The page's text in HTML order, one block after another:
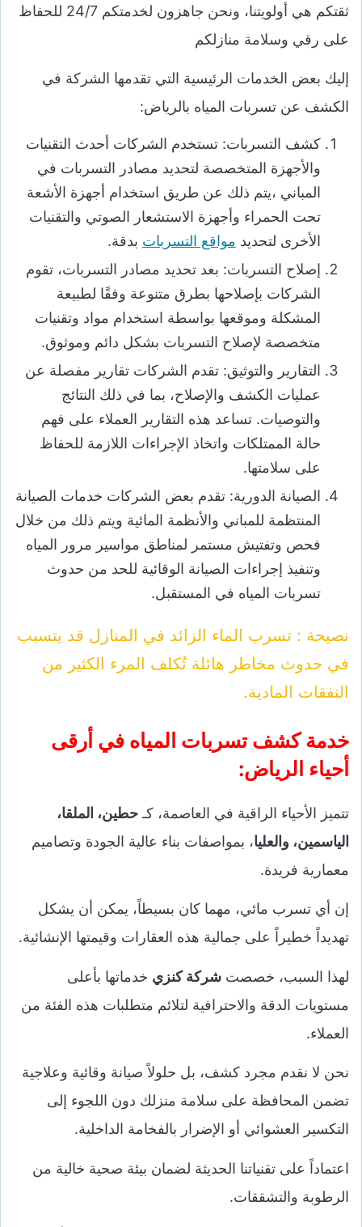
ثقتكم هي أولويتنا، ونحن جاهزون لخدمتكم 24/7 للحفاظ
على رقي وسلامة منازلكم
إليك بعض الخدمات الرئيسية التي تقدمها الشركة في
الكشف عن تسربات المياه بالرياض:
كشف التسربات: تستخدم الشركات أحدث التقنيات
والأجهزة المتخصصة لتحديد مصادر التسربات في
المباني ،يتم ذلك عن طريق استخدام أجهزة الأشعة
تحت الحمراء وأجهزة الاستشعار الصوتي والتقنيات
الأخرى لتحديد مواقع التسربات بدقة.
إصلاح التسربات: بعد تحديد مصادر التسربات، تقوم
الشركات بإصلاحها بطرق متنوعة وفقًا لطبيعة
المشكلة وموقعها بواسطة استخدام مواد وتقنيات
متخصصة لإصلاح التسربات بشكل دائم وموثوق.
التقارير والتوثيق: تقدم الشركات تقارير مفصلة عن
عمليات الكشف والإصلاح، بما في ذلك النتائج
والتوصيات. تساعد هذه التقارير العملاء على فهم
حالة الممتلكات واتخاذ الإجراءات اللازمة للحفاظ
على سلامتها.
الصيانة الدورية: تقدم بعض الشركات خدمات الصيانة
المنتظمة للمباني والأنظمة المائية ويتم ذلك من خلال
فحص وتفتيش مستمر لمناطق مواسير مرور المياه
وتنفيذ إجراءات الصيانة الوقائية للحد من حدوث
تسربات المياه في المستقبل.
نصيحة : تسرب الماء الزائد في المنازل قد يتسبب
في حدوث مخاطر هائلة تٌكلف المرء الكثير من
النفقات المادية.
خدمة كشف تسربات المياه في أرقى
أحياء الرياض:
تتميز الأحياء الراقية في العاصمة، كـ حطين، الملقا،
الياسمين، والعليا، بمواصفات بناء عالية الجودة وتصاميم
معمارية فريدة.
إن أي تسرب مائي، مهما كان بسيطاً، يمكن أن يشكل
تهديداً خطيراً على جمالية هذه العقارات وقيمتها الإنشائية.
لهذا السبب، خصصت شركة كنزي خدماتها بأعلى
مستويات الدقة والاحترافية لتلائم متطلبات هذه الفئة من
العملاء.
نحن لا نقدم مجرد كشف، بل حلولاً صيانة وقائية وعلاجية
تضمن المحافظة على سلامة منزلك دون اللجوء إلى
التكسير العشوائي أو الإضرار بالفخامة الداخلية.
اعتماداً على تقنياتنا الحديثة لضمان بيئة صحية خالية من
الرطوبة والتشققات.